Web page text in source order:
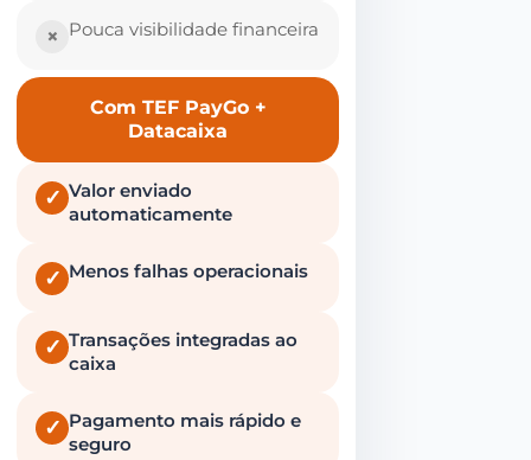
Com TEF PayGo +
Datacaixa
✓ Valor enviado
automaticamente
✓ Menos falhas operacionais
✓ Transações integradas ao
caixa
✓ Pagamento mais rápido e
seguro
× Pouca visibilidade financeira